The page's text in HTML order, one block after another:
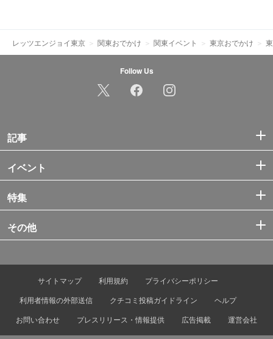
レッツエンジョイ東京 関東おでかけ 関東イベント 東京おでかけ
Follow Us
記事
イベント
特集
その他
サイトマップ 利用規約
プライバシーポリシー
利用者情報の外部送信
クチコミ投稿ガイドライン
ヘルプ
お問い合わせ
プレスリリース・情報提供 広告掲載 運営会社